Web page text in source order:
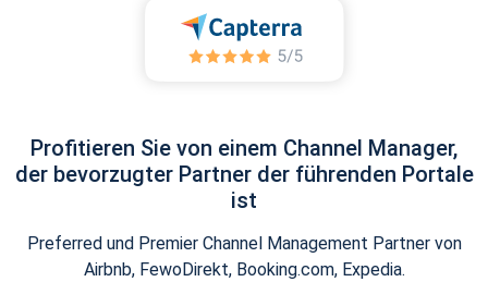
Profitieren Sie von einem Channel Manager,
der bevorzugter Partner der führenden Portale
ist
Preferred und Premier Channel Management Partner von
Airbnb, FewoDirekt, Booking.com, Expedia.